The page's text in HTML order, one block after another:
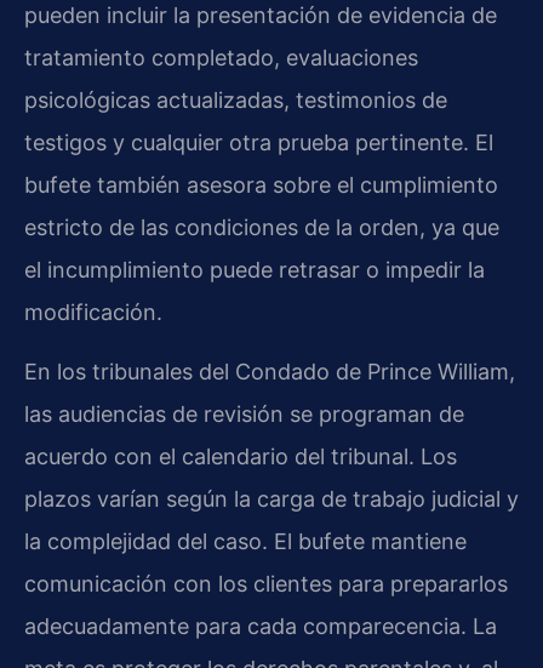
pueden incluir la presentación de evidencia de
tratamiento completado, evaluaciones
psicológicas actualizadas, testimonios de
testigos y cualquier otra prueba pertinente. El
bufete también asesora sobre el cumplimiento
estricto de las condiciones de la orden, ya que
el incumplimiento puede retrasar o impedir la
modificación.
En los tribunales del Condado de Prince William,
las audiencias de revisión se programan de
acuerdo con el calendario del tribunal. Los
plazos varían según la carga de trabajo judicial y
la complejidad del caso. El bufete mantiene
comunicación con los clientes para prepararlos
adecuadamente para cada comparecencia. La